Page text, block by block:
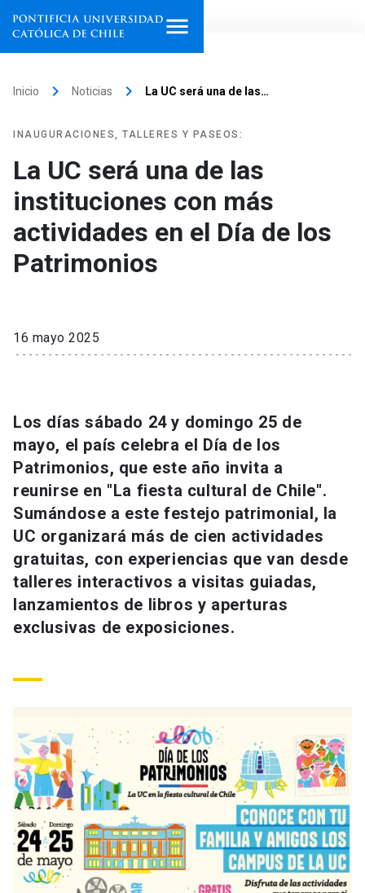
institutos
Investigación
Internacionalización
Vinculación
Información para keyboard_arrow_down
Futuros estudiantes
Estudiantes
Académicos
Personal
Alumni
Go to english site
Admisión launch
Mi Cuenta UC launch
Correo UC launch
Medios
Inicio keyboard_arrow_right Noticias keyboard_arrow_right La UC será una de las…
INAUGURACIONES, TALLERES Y PASEOS:
La UC será una de las
instituciones con más
actividades en el Día de los
Patrimonios
16 mayo 2025
Los días sábado 24 y domingo 25 de
mayo, el país celebra el Día de los
Patrimonios, que este año invita a
reunirse en "La fiesta cultural de Chile".
Sumándose a este festejo patrimonial, la
UC organizará más de cien actividades
gratuitas, con experiencias que van desde
talleres interactivos a visitas guiadas,
lanzamientos de libros y aperturas
exclusivas de exposiciones.